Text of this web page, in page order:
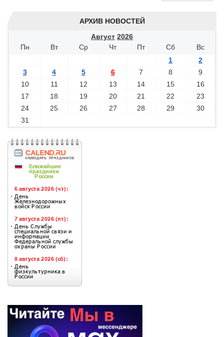
АРХИВ НОВОСТЕЙ
Август 2026
Пн
Вт Ср Чт Пт Сб
Вс
1
2
3
4 5 6 7 8
9
10
11 12 13 14 15
16
17
18 19 20 21 22
23
24
25 26 27 28 29
30
31